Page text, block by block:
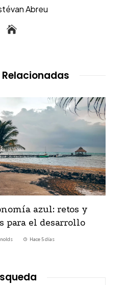
Abreu
azul: retos y
para el desarrollo
Hace 5 días